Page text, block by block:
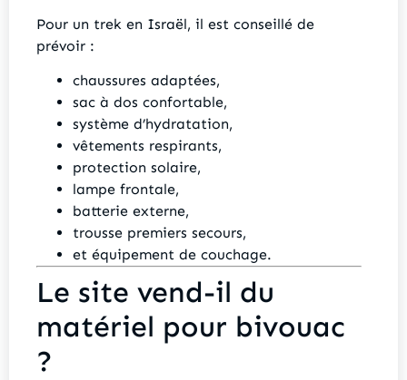
Pour un trek en Israël, il est conseillé de
prévoir :
chaussures adaptées,
sac à dos confortable,
système d’hydratation,
vêtements respirants,
protection solaire,
lampe frontale,
batterie externe,
trousse premiers secours,
et équipement de couchage.
Le site vend-il du
matériel pour bivouac
?